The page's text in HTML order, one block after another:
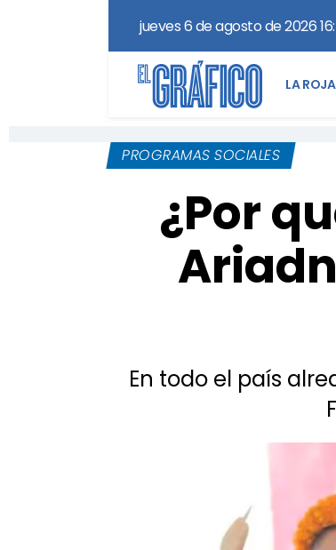
jueves 6 de agosto de 2026
LA ROJA
PROGRAMAS SOCIALES
¿Por
En todo el país